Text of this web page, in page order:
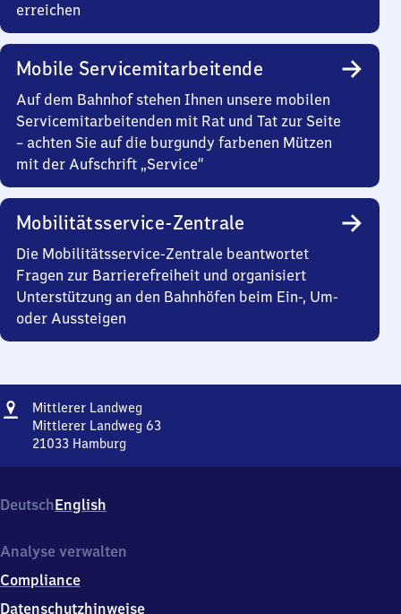
erreichen
Mobile Servicemitarbeitende
Auf dem Bahnhof stehen Ihnen unsere mobilen
Servicemitarbeitenden mit Rat und Tat zur Seite
– achten Sie auf die burgundy farbenen Mützen
mit der Aufschrift „Service“
Mobilitätsservice-Zentrale
Die Mobilitätsservice-Zentrale beantwortet
Fragen zur Barrierefreiheit und organisiert
Unterstützung an den Bahnhöfen beim Ein-, Um-
oder Aussteigen
Adresse
Mittlerer Landweg
Landweg
Mittlerer Landweg 63
21033 Hamburg
Mittlerer
Landweg
2
0
3
DeutschEnglish
Analyse verwalten
Compliance
Datenschutzhinweise